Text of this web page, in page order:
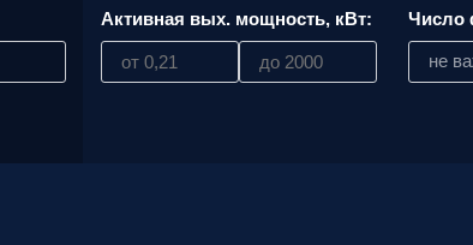
Активная вых. мощность, кВт: Число
не
ответственным
за поставку!
Вопрос